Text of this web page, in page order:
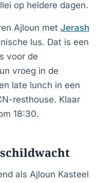
op heldere dagen.
Ajloun met Jerash
lus. Dat is een
voor de
vroeg in de
late lunch in een
resthouse. Klaar
18:30.
als Ajloun Kasteel